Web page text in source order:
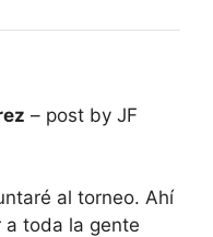
– post by JF
al torneo. Ahí
a toda la gente